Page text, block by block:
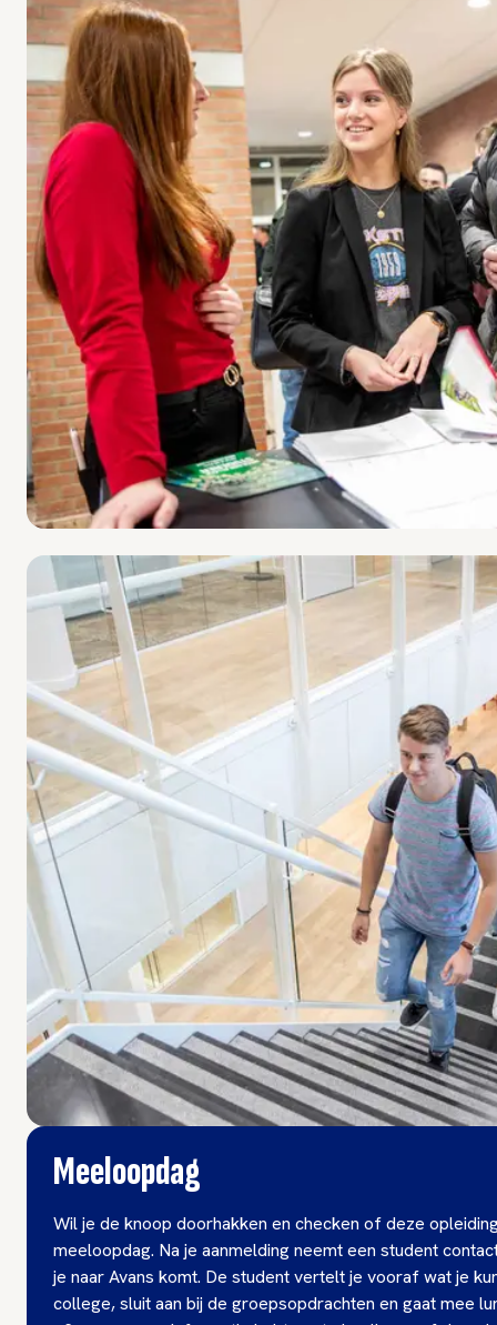
Meeloopdag
Wil je de knoop doorhakken en checken of deze
meeloopdag. Na je aanmelding neemt een student
je naar Avans komt. De student vertelt je vooraf wat je
college, sluit aan bij de groepsopdrachten en gaat mee